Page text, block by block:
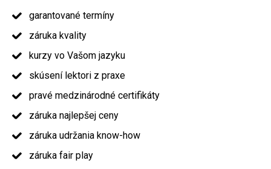
garantované termíny
záruka kvality
kurzy vo Vašom jazyku
skúsení lektori z praxe
pravé medzinárodné certifikáty
záruka najlepšej ceny
záruka udržania know-how
záruka fair play